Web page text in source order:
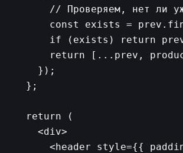
// Проверяем, нет ли
const exists =
if (exists) return
return [...prev,
    });
  };
  return (
    <div>
<header style={{